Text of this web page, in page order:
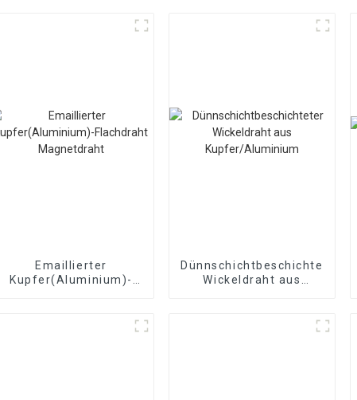
Emaillierter
Kupfer(Aluminium)-
Dünnschichtbeschichteter
Wickeldraht aus